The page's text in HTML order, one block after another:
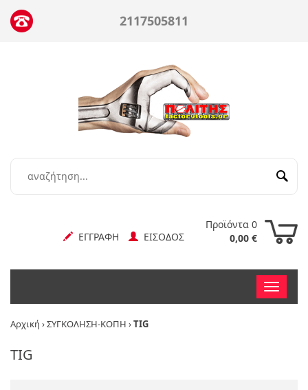
2117505811
Προϊόντα 0
0,00 €
ΕΓΓΡΑΦΗ ΕΙΣΟΔΟΣ
Toggle
nav
Αρχική ›ΣΥΓΚΟΛΗΣΗ-ΚΟΠΗ ›TIG
TIG